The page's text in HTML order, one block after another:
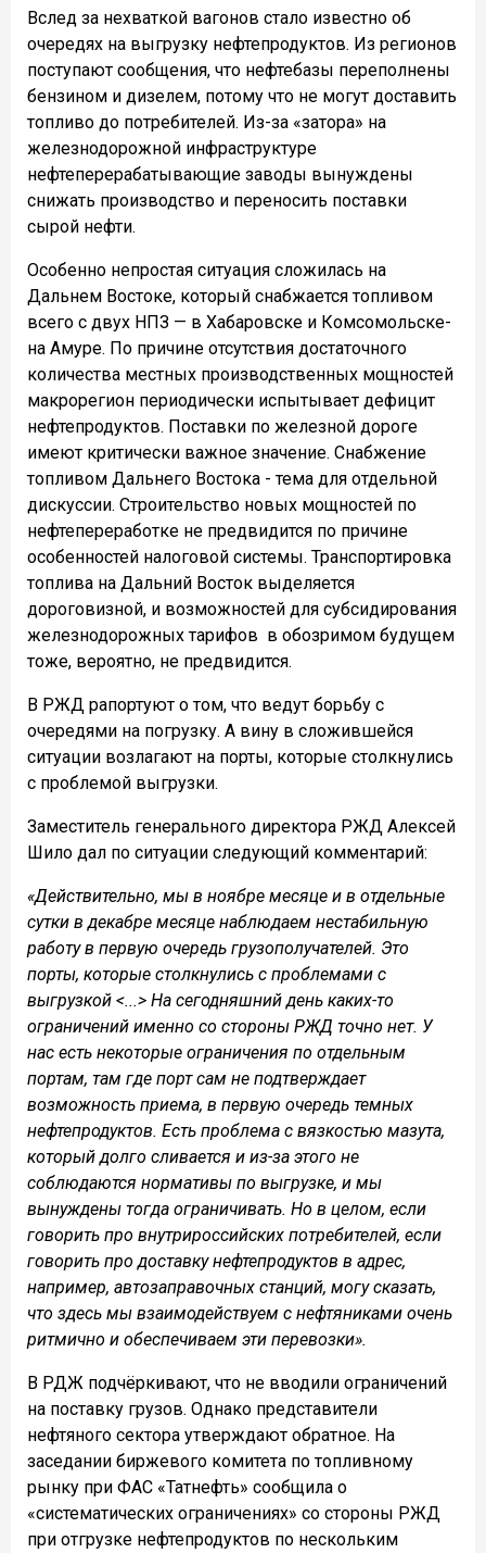
Вслед за нехваткой вагонов стало известно об
очередях на выгрузку нефтепродуктов. Из регионов
поступают сообщения, что нефтебазы переполнены
бензином и дизелем, потому что не могут доставить
топливо до потребителей. Из-за «затора» на
железнодорожной инфраструктуре
нефтеперерабатывающие заводы вынуждены
снижать производство и переносить поставки
сырой нефти.
Особенно непростая ситуация сложилась на
Дальнем Востоке, который снабжается топливом
всего с двух НПЗ — в Хабаровске и Комсомольске-
на Амуре. По причине отсутствия достаточного
количества местных производственных мощностей
макрорегион периодически испытывает дефицит
нефтепродуктов. Поставки по железной дороге
имеют критически важное значение. Снабжение
топливом Дальнего Востока - тема для отдельной
дискуссии. Строительство новых мощностей по
нефтепереработке не предвидится по причине
особенностей налоговой системы. Транспортировка
топлива на Дальний Восток выделяется
дороговизной, и возможностей для субсидирования
железнодорожных тарифов в обозримом будущем
тоже, вероятно, не предвидится.
В РЖД рапортуют о том, что ведут борьбу с
очередями на погрузку. А вину в сложившейся
ситуации возлагают на порты, которые столкнулись
с проблемой выгрузки.
Заместитель генерального директора РЖД Алексей
Шило дал по ситуации следующий комментарий:
«Действительно, мы в ноябре месяце и в отдельные
сутки в декабре месяце наблюдаем нестабильную
работу в первую очередь грузополучателей. Это
порты, которые столкнулись с проблемами с
выгрузкой <...> На сегодняшний день каких-то
ограничений именно со стороны РЖД точно нет. У
нас есть некоторые ограничения по отдельным
портам, там где порт сам не подтверждает
возможность приема, в первую очередь темных
нефтепродуктов. Есть проблема с вязкостью мазута,
который долго сливается и из-за этого не
соблюдаются нормативы по выгрузке, и мы
вынуждены тогда ограничивать. Но в целом, если
говорить про внутрироссийских потребителей, если
говорить про доставку нефтепродуктов в адрес,
например, автозаправочных станций, могу сказать,
что здесь мы взаимодействуем с нефтяниками очень
ритмично и обеспечиваем эти перевозки».
В РДЖ подчёркивают, что не вводили ограничений
на поставку грузов. Однако представители
нефтяного сектора утверждают обратное. На
заседании биржевого комитета по топливному
рынку при ФАС «Татнефть» сообщила о
«систематических ограничениях» со стороны РЖД
при отгрузке нефтепродуктов по нескольким